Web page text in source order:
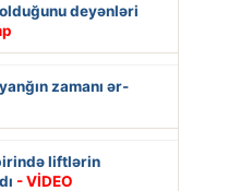
olduğunu deyənləri
zamanı ər-
liftlərin
- VİDEO